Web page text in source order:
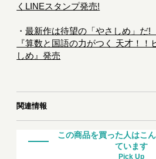
くLINEスタンプ発売!
・最新作は待望の「やさしめ」だ
『算数と国語の力がつく 天才！！
しめ』発売
関連情報
この商品を買った人はこ
ています
Pick Up